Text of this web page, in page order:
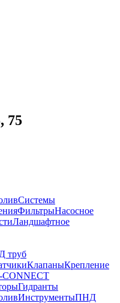
75
Системы
ФильтрыНасосное
Ландшафтное
труб
КлапаныКрепление
CONNECT
Гидранты
ИнструментыПНД